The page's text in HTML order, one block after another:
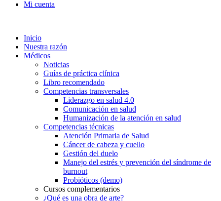
Mi cuenta
Inicio
Nuestra razón
Médicos
Noticias
Guías de práctica clínica
Libro recomendado
Competencias transversales
Liderazgo en salud 4.0
Comunicación en salud
Humanización de la atención en salud
Competencias técnicas
Atención Primaria de Salud
Cáncer de cabeza y cuello
Gestión del duelo
Manejo del estrés y prevención del síndrome de
burnout
Probióticos (demo)
Cursos complementarios
¿Qué es una obra de arte?